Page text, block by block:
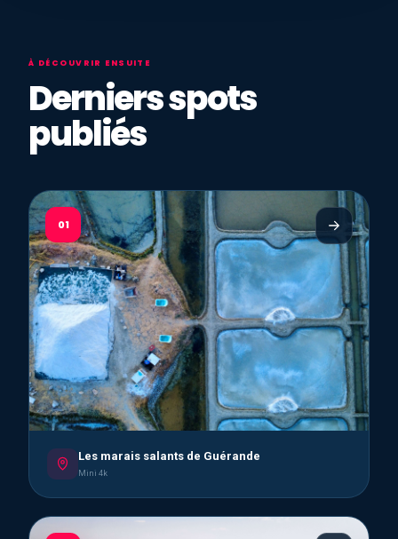
À DÉCOUVRIR ENSUITE
Derniers spots
publiés
01
Les marais salants de Guérande
Mini 4k